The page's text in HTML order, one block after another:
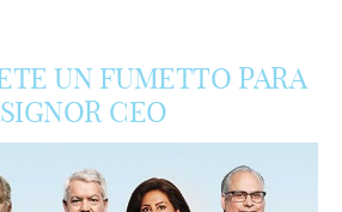
UN FUMETTO PARA
CEO